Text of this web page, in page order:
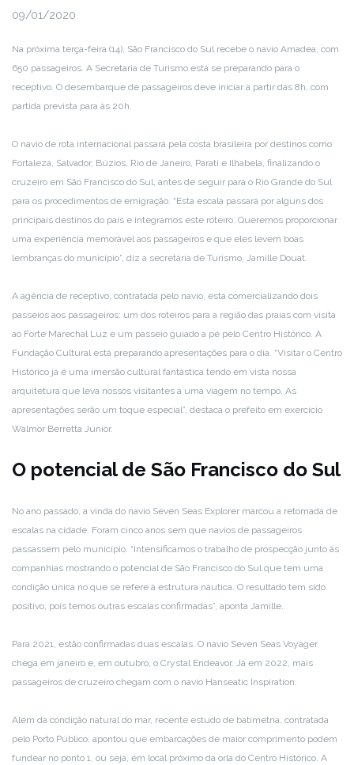
09/01/2020
Na próxima terça-feira (14), São Francisco do Sul recebe o navio Amadea, com
650 passageiros. A Secretaria de Turismo está se preparando para o
receptivo. O desembarque de passageiros deve iniciar a partir das 8h, com
partida prevista para às 20h.
O navio de rota internacional passará pela costa brasileira por destinos como
Fortaleza, Salvador, Búzios, Rio de Janeiro, Parati e Ilhabela, finalizando o
cruzeiro em São Francisco do Sul, antes de seguir para o Rio Grande do Sul
para os procedimentos de emigração. “Esta escala passará por alguns dos
principais destinos do país e integramos este roteiro. Queremos proporcionar
uma experiência memorável aos passageiros e que eles levem boas
lembranças do município”, diz a secretária de Turismo, Jamille Douat.
A agência de receptivo, contratada pelo navio, está comercializando dois
passeios aos passageiros: um dos roteiros para a região das praias com visita
ao Forte Marechal Luz e um passeio guiado a pé pelo Centro Histórico. A
Fundação Cultural está preparando apresentações para o dia. “Visitar o Centro
Histórico já é uma imersão cultural fantástica tendo em vista nossa
arquitetura que leva nossos visitantes a uma viagem no tempo. As
apresentações serão um toque especial”, destaca o prefeito em exercício
Walmor Berretta Júnior.
O potencial de São Francisco do Sul
No ano passado, a vinda do navio Seven Seas Explorer marcou a retomada de
escalas na cidade. Foram cinco anos sem que navios de passageiros
passassem pelo município. “Intensificamos o trabalho de prospecção junto às
companhias mostrando o potencial de São Francisco do Sul que tem uma
condição única no que se refere à estrutura náutica. O resultado tem sido
positivo, pois temos outras escalas confirmadas”, aponta Jamille.
Para 2021, estão confirmadas duas escalas. O navio Seven Seas Voyager
chega em janeiro e, em outubro, o Crystal Endeavor. Já em 2022, mais
passageiros de cruzeiro chegam com o navio Hanseatic Inspiration.
Além da condição natural do mar, recente estudo de batimetria, contratada
pelo Porto Público, apontou que embarcações de maior comprimento podem
fundear no ponto 1, ou seja, em local próximo da orla do Centro Histórico. A